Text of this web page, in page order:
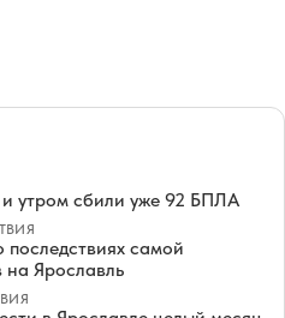
утром сбили уже 92 БПЛА
последствиях самой
Ярославль